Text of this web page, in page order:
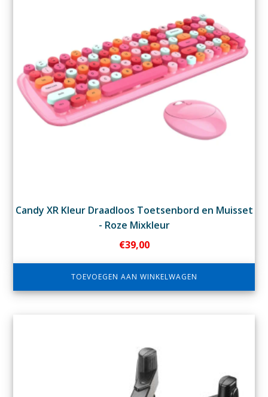
Candy XR Kleur Draadloos Toetsenbord en Muisset
- Roze Mixkleur
€39,00
TOEVOEGEN AAN WINKELWAGEN